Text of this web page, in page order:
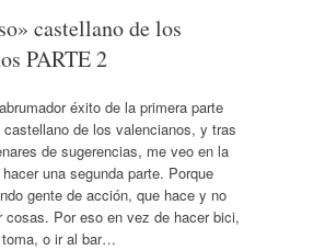
castellano de los
PARTE 2
éxito de la primera parte
de los valencianos, y tras
de sugerencias, me veo en la
una segunda parte. Porque
gente de acción, que hace y no
cosas. Por eso en vez de hacer bici,
toma, o ir al bar…